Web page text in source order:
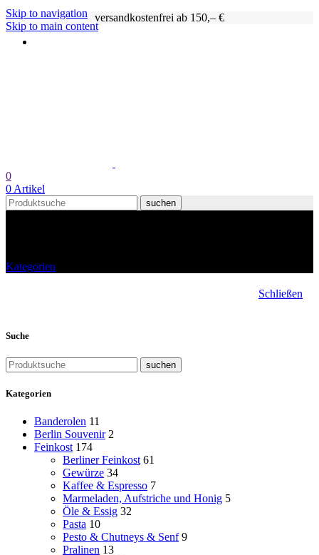
Skip to navigation
Skip to main content
versandkostenfrei ab 150,– €
0
0 Artikel
suchen
Kategorien
Schließen
Suche
suchen
Kategorien
Banderolen 11
Berlin Souvenir 2
Feinkost 174
Berliner Feinkost 61
Gewürze 34
Kaffee & Espresso 7
Marmeladen, Aufstriche und Honig 5
Öle & Essig 32
Pasta 10
Pesto & Chutneys & Senf 9
Pralinen 13